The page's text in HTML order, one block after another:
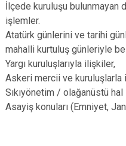
İlçede kuruluşu bulunmayan
işlemler.
Atatürk günlerini ve tarihi
mahalli kurtuluş günleriyle
Yargı kuruluşlarıyla ilişkiler,
Askeri mercii ve kuruluşlarla
Sıkıyönetim / olağanüstü
Asayiş konuları (Emniyet,